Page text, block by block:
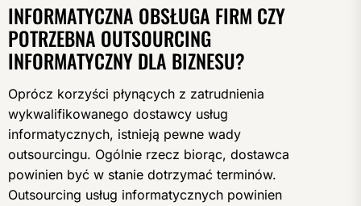
INFORMATYCZNA OBSŁUGA FIRM CZY
POTRZEBNA OUTSOURCING
INFORMATYCZNY DLA BIZNESU?
Oprócz korzyści płynących z zatrudnienia
wykwalifikowanego dostawcy usług
informatycznych, istnieją pewne wady
outsourcingu. Ogólnie rzecz biorąc, dostawca
powinien być w stanie dotrzymać terminów.
Outsourcing usług informatycznych powinien